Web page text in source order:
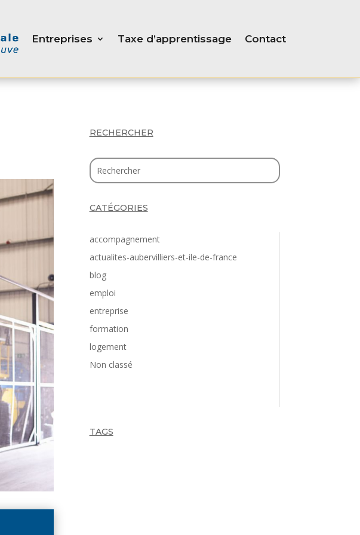
Entreprises Taxe d’apprentissage Contact
RECHERCHER
CATÉGORIES
accompagnement
actualites-aubervilliers-et-ile-de-france
blog
emploi
entreprise
formation
logement
Non classé
TAGS